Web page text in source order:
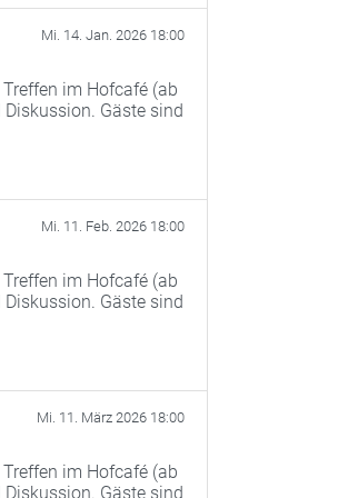
Mi. 14. Jan. 2026 18:00
im Hofcafé (ab
Gäste sind
Mi. 11. Feb. 2026 18:00
im Hofcafé (ab
Gäste sind
Mi. 11. März 2026 18:00
im Hofcafé (ab
Gäste sind